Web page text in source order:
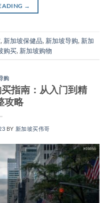
→
, 新加坡保健品, 新加坡导购, 新加
购买, 新加坡购物
购
指南：从入门到精
攻略
BY 新加坡买伟哥